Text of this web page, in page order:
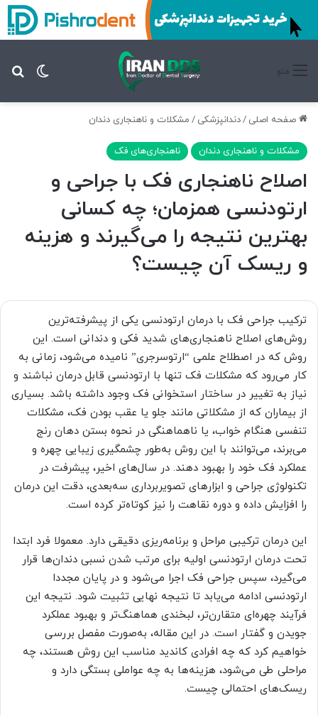
تغییر منو
صفحه اصلی /دندانپزشکی / مشکلات و ناهنجاری دندان
مشکلات و ناهنجاری دندان ناهنجاری‌های فک
اصلاح ناهنجاری فک با جراحی و
ارتودنسی همزمان؛ چه کسانی
بهترین نتیجه را می‌گیرند و هزینه
و ریسک آن چیست؟
ترکیب جراحی فک با درمان ارتودنسی یکی از پیشرفته‌ترین
روش‌های اصلاح ناهنجاری‌های شدید فکی و دندانی است. این
روش که در اصطلاح علمی “ارتوسرجری” نامیده می‌شود، زمانی به
کار می‌رود که مشکلات فک تنها با ارتودنسی قابل درمان نباشند و
نیاز به تغییر در ساختار استخوانی فک وجود داشته باشد. بسیاری
از بیماران که از مشکلاتی مانند جلو یا عقب بودن فک، مشکلات
تنفسی هنگام خواب، یا ناهماهنگی در نحوه بستن دهان رنج
می‌برند، می‌توانند با این روش به‌طور چشمگیری زیبایی چهره و
عملکرد فک خود را بهبود دهند. در سال‌های اخیر، پیشرفت‌ در
تکنولوژی جراحی و ابزارهای تصویربرداری سه‌بعدی، دقت این درمان
را افزایش داده و دوره نقاهت را نیز کوتاه‌تر کرده است.
این درمان ترکیبی مراحل و برنامه‌ریزی دقیقی دارد. معمولا فرد ابتدا
تحت درمان ارتودنسی اولیه برای مرتب شدن نسبی دندان‌ها قرار
می‌گیرد، سپس جراحی فک اجرا می‌شود و در پایان مجددا
ارتودنسی ادامه می‌یابد تا نتیجه نهایی تثبیت شود. نتیجه این
فرآیند چهره‌ای متقارن‌تر، لبخندی هماهنگ‌تر و بهبود عملکرد
جویدن و گفتار است. در این مقاله، به‌صورت مفصل بررسی
خواهیم کرد که چه افرادی کاندید مناسب این روش هستند، چه
مراحلی طی می‌شود، هزینه‌ها به چه عواملی بستگی دارد و
ریسک‌های احتمالی چیست.